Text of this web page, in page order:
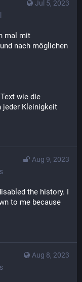
Jul 5, 2023
mal mit
nach möglichen
wie die
jeder Kleinigkeit
Aug 9, 2023
the history. I
to me because
Aug 8, 2023